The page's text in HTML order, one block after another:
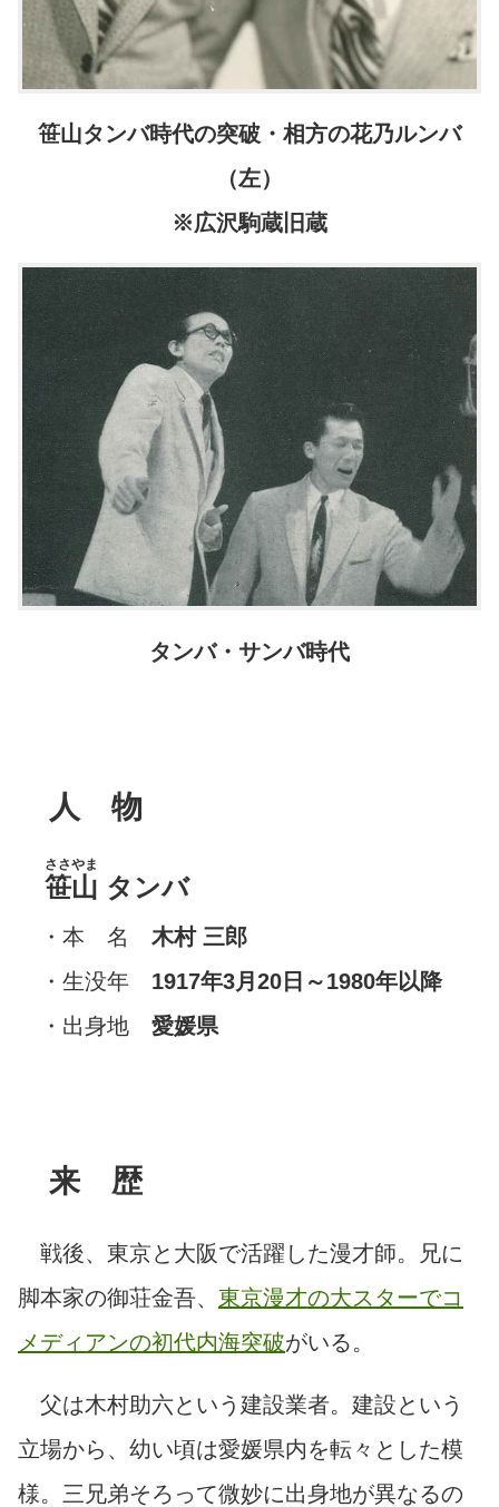
笹山タンバ時代の突破・相方の花乃ルンバ
（左）
※広沢駒蔵旧蔵
タンバ・サンバ時代
人 物
笹山
ささやま
タンバ
・本 名 木村 三郎
・生没年 1917年3月20日～1980年以降
・出身地 愛媛県
来 歴
戦後、東京と大阪で活躍した漫才師。兄に
脚本家の御荘金吾、 東京漫才の大スターでコ
メディアンの初代内海突破がいる。
父は木村助六という建設業者。建設という
立場から、幼い頃は愛媛県内を転々とした模
様。三兄弟そろって微妙に出身地が異なるの